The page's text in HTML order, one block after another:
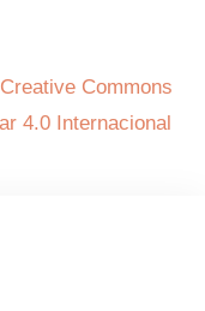
Commons
4.0 Internacional